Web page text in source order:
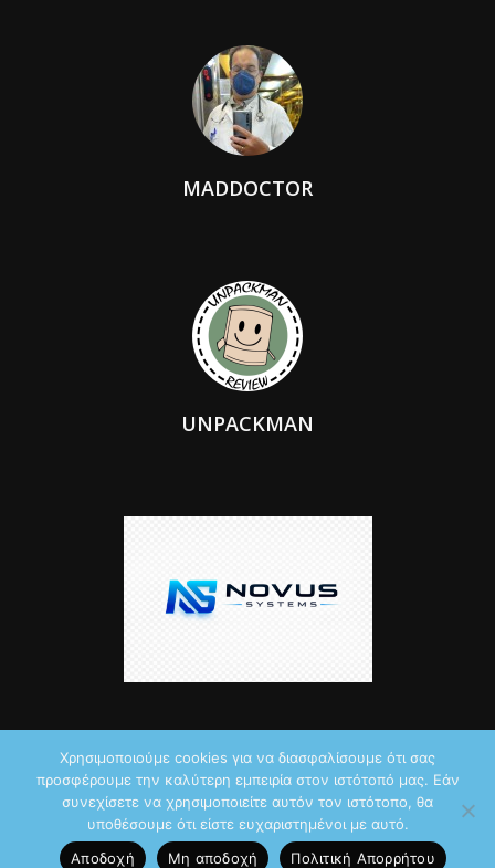
MADDOCTOR
UNPACKMAN
© 2026 by iTechNews.gr
Maddoctor dreamed it, Unpackman made it reality,Novus Systems
created it.
Χρησιμοποιούμε cookies για να διασφαλίσουμε ότι σας
προσφέρουμε την καλύτερη εμπειρία στον ιστότοπό μας. Εάν
συνεχίσετε να χρησιμοποιείτε αυτόν τον ιστότοπο, θα
υποθέσουμε ότι είστε ευχαριστημένοι με αυτό.
Αποδοχή
Μη αποδοχή Πολιτική Aπορρήτου